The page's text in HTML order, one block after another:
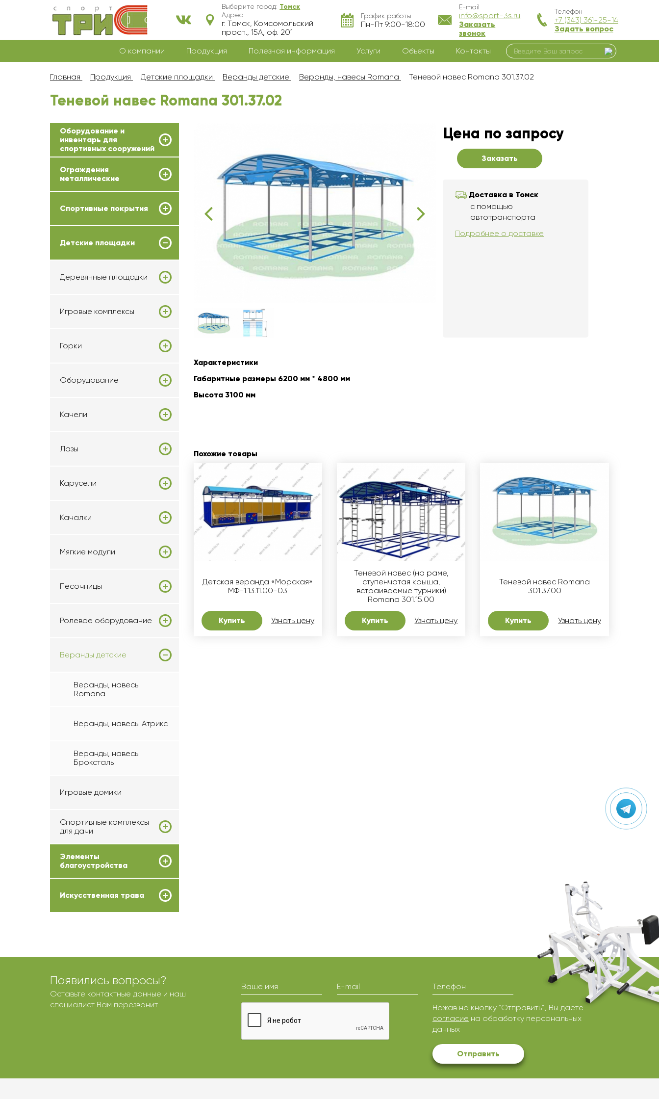
Выберите город: Томск
Адрес
г. Томск, Комсомольский
просп., 15А, оф. 201
График работы
Пн-Пт 9:00-18:00
E-mail
info@sport-3s.ru
Заказать
звонок
Телефон
+7 (343) 361-25-14
Задать вопрос
О компании Продукция Полезная информация Услуги Объекты Контакты
Главная Продукция Детские площадки Веранды детские Веранды, навесы Romana Теневой навес Romana 301.37.02
Теневой навес Romana 301.37.02
Оборудование и
инвентарь для
спортивных сооружений
Ограждения
металлические
Спортивные покрытия
Детские площадки
Деревянные площадки
Игровые комплексы
Горки
Оборудование
Качели
Лазы
Карусели
Качалки
Мягкие модули
Песочницы
Ролевое оборудование
Веранды детские
Веранды, навесы
Romana
Веранды, навесы Атрикс
Веранды, навесы
Броксталь
Игровые домики
Спортивные комплексы
для дачи
Элементы
благоустройства
Искусственная трава
Цена по запросу
Заказать
Доставка в Томск
с помощью
автотранспорта
Подробнее о доставке
Характеристики
Габаритные размеры 6200 мм * 4800 мм
Высота 3100 мм
Похожие товары
Детская веранда «Морская»
МФ-1.13.11.00-03
Купить Узнать цену
Теневой навес (на раме,
ступенчатая крыша,
встраиваемые турники)
Romana 301.15.00
Купить Узнать цену
Теневой навес Romana
301.37.00
Купить Узнать цену
Появились вопросы?
Оставьте контактные данные и наш
специалист Вам перезвонит
Ваше имя E-mail Телефон
Нажав на кнопку “Отправить”, Вы даете
согласие на обработку персональных
данных
Отправить